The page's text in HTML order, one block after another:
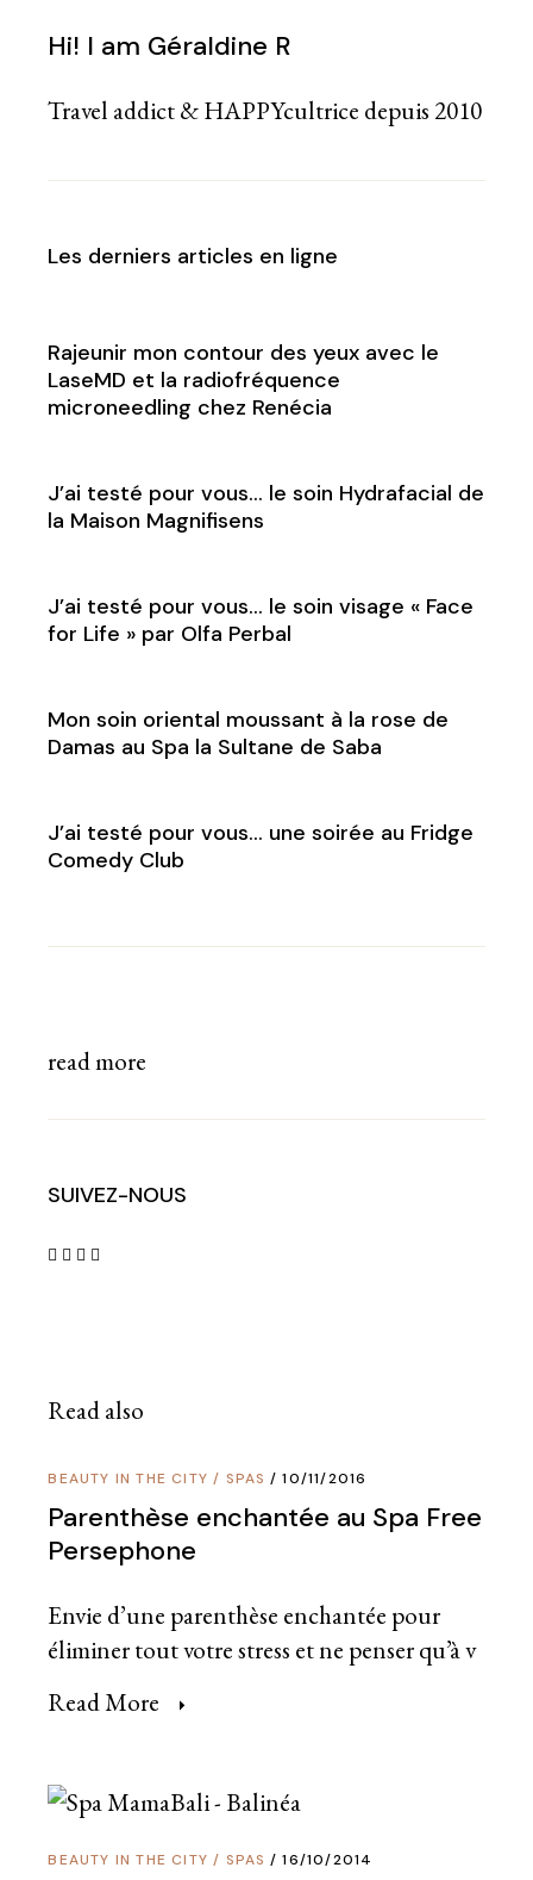
Hi! I am Géraldine R
Travel addict & HAPPYcultrice depuis 2010
Les derniers articles en ligne
Rajeunir mon contour des yeux avec le
LaseMD et la radiofréquence
microneedling chez Renécia
J’ai testé pour vous… le soin Hydrafacial de
la Maison Magnifisens
J’ai testé pour vous… le soin visage « Face
for Life » par Olfa Perbal
Mon soin oriental moussant à la rose de
Damas au Spa la Sultane de Saba
J’ai testé pour vous… une soirée au Fridge
Comedy Club
read more
SUIVEZ-NOUS
Read also
BEAUTY IN THE CITY / SPAS 10/11/2016
Parenthèse enchantée au Spa Free
Persephone
Envie d’une parenthèse enchantée pour
éliminer tout votre stress et ne penser qu’à v
Read More
BEAUTY IN THE CITY / SPAS 16/10/2014